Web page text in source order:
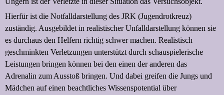
Hierfür ist die Notfalldarstellung des JRK (Jugendrotkreuz)
zuständig. Ausgebildet in realistischer Unfalldarstellung können sie
es durchaus den Helfern richtig schwer machen. Realistisch
geschminkten Verletzungen unterstützt durch schauspielerische
Leistungen bringen können bei den einen der anderen das
Adrenalin zum Ausstoß bringen. Und dabei greifen die Jungs und
Mädchen auf einen beachtliches Wissenspotential über